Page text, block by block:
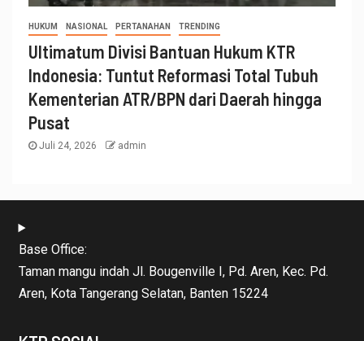
HUKUM NASIONAL PERTANAHAN TRENDING
Ultimatum Divisi Bantuan Hukum KTR
Indonesia: Tuntut Reformasi Total Tubuh
Kementerian ATR/BPN dari Daerah hingga
Pusat
Juli 24, 2026 admin
Base Office:
Taman mangu indah Jl. Bougenville I, Pd. Aren, Kec. Pd.
Aren, Kota Tangerang Selatan, Banten 15224